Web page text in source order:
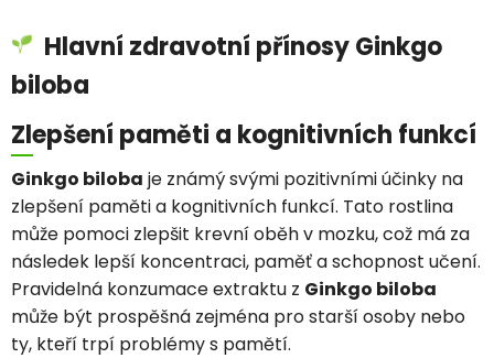
Hlavní zdravotní přínosy Ginkgo
biloba
Zlepšení paměti a kognitivních funkcí
Ginkgo biloba je známý svými pozitivními účinky na
zlepšení paměti a kognitivních funkcí. Tato rostlina
může pomoci zlepšit krevní oběh v mozku, což má za
následek lepší koncentraci, paměť a schopnost učení.
Pravidelná konzumace extraktu z Ginkgo biloba
může být prospěšná zejména pro starší osoby nebo
ty, kteří trpí problémy s pamětí.